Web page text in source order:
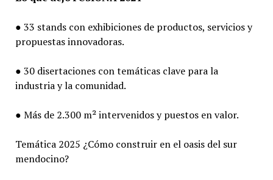
● 33 stands con exhibiciones de productos, servicios y
propuestas innovadoras.
● 30 disertaciones con temáticas clave para la
industria y la comunidad.
● Más de 2.300 m² intervenidos y puestos en valor.
Temática 2025 ¿Cómo construir en el oasis del sur
mendocino?